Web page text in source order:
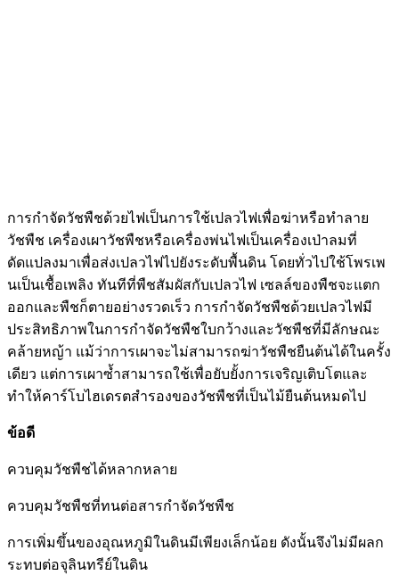
การกำจัดวัชพืชด้วยไฟเป็นการใช้เปลวไฟเพื่อฆ่าหรือทำลาย
วัชพืช เครื่องเผาวัชพืชหรือเครื่องพ่นไฟเป็นเครื่องเป่าลมที่
ดัดแปลงมาเพื่อส่งเปลวไฟไปยังระดับพื้นดิน โดยทั่วไปใช้โพรเพ
นเป็นเชื้อเพลิง ทันทีที่พืชสัมผัสกับเปลวไฟ เซลล์ของพืชจะแตก
ออกและพืชก็ตายอย่างรวดเร็ว การกำจัดวัชพืชด้วยเปลวไฟมี
ประสิทธิภาพในการกำจัดวัชพืชใบกว้างและวัชพืชที่มีลักษณะ
คล้ายหญ้า แม้ว่าการเผาจะไม่สามารถฆ่าวัชพืชยืนต้นได้ในครั้ง
เดียว แต่การเผาซ้ำสามารถใช้เพื่อยับยั้งการเจริญเติบโตและ
ทำให้คาร์โบไฮเดรตสำรองของวัชพืชที่เป็นไม้ยืนต้นหมดไป
ข้อดี
ควบคุมวัชพืชได้หลากหลาย
ควบคุมวัชพืชที่ทนต่อสารกำจัดวัชพืช
การเพิ่มขึ้นของอุณหภูมิในดินมีเพียงเล็กน้อย ดังนั้นจึงไม่มีผลก
ระทบต่อจุลินทรีย์ในดิน